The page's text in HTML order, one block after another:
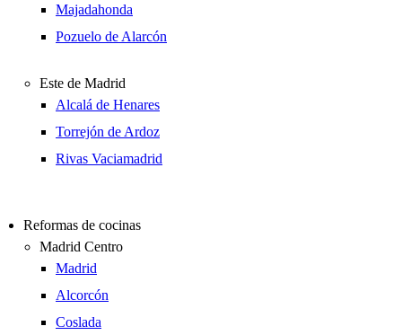
Majadahonda
Pozuelo de Alarcón
Este de Madrid
Alcalá de Henares
Torrejón de Ardoz
Rivas Vaciamadrid
Reformas de cocinas
Madrid Centro
Madrid
Alcorcón
Coslada